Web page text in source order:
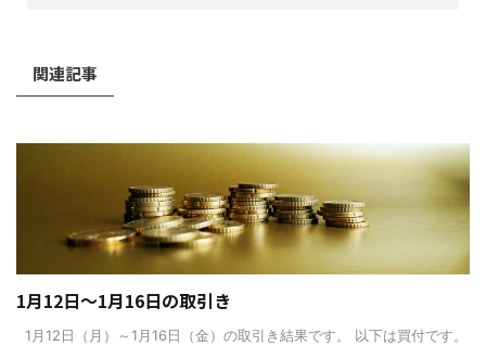
関連記事
1月12日～1月16日の取引き
1月12日（月）～1月16日（金）の取引き結果です。 以下は買付です。